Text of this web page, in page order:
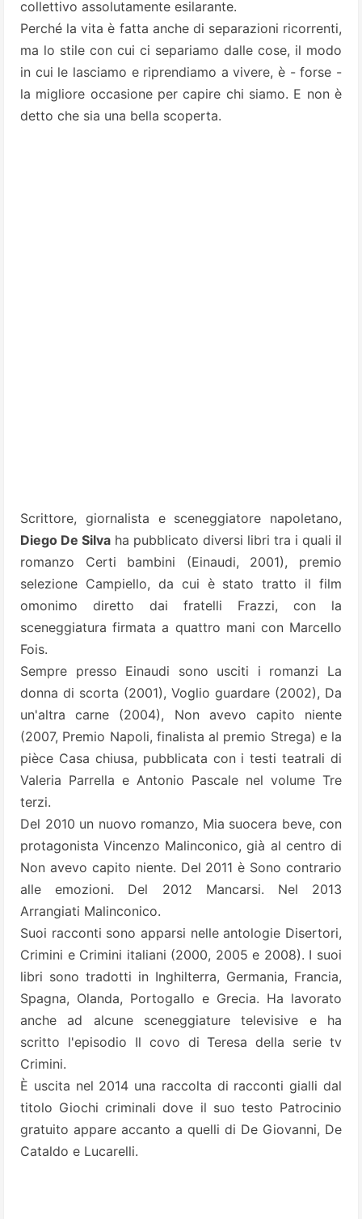
collettivo assolutamente esilarante.
Perché la vita è fatta anche di separazioni ricorrenti,
ma lo stile con cui ci separiamo dalle cose, il modo
in cui le lasciamo e riprendiamo a vivere, è - forse -
la migliore occasione per capire chi siamo. E non è
detto che sia una bella scoperta.
Scrittore, giornalista e sceneggiatore napoletano,
Diego De Silva ha pubblicato diversi libri tra i quali il
romanzo Certi bambini (Einaudi, 2001), premio
selezione Campiello, da cui è stato tratto il film
omonimo diretto dai fratelli Frazzi, con la
sceneggiatura firmata a quattro mani con Marcello
Fois.
Sempre presso Einaudi sono usciti i romanzi La
donna di scorta (2001), Voglio guardare (2002), Da
un'altra carne (2004), Non avevo capito niente
(2007, Premio Napoli, finalista al premio Strega) e la
pièce Casa chiusa, pubblicata con i testi teatrali di
Valeria Parrella e Antonio Pascale nel volume Tre
terzi.
Del 2010 un nuovo romanzo, Mia suocera beve, con
protagonista Vincenzo Malinconico, già al centro di
Non avevo capito niente. Del 2011 è Sono contrario
alle emozioni. Del 2012 Mancarsi. Nel 2013
Arrangiati Malinconico.
Suoi racconti sono apparsi nelle antologie Disertori,
Crimini e Crimini italiani (2000, 2005 e 2008). I suoi
libri sono tradotti in Inghilterra, Germania, Francia,
Spagna, Olanda, Portogallo e Grecia. Ha lavorato
anche ad alcune sceneggiature televisive e ha
scritto l'episodio Il covo di Teresa della serie tv
Crimini.
È uscita nel 2014 una raccolta di racconti gialli dal
titolo Giochi criminali dove il suo testo Patrocinio
gratuito appare accanto a quelli di De Giovanni, De
Cataldo e Lucarelli.